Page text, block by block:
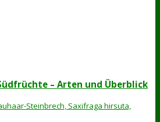
– Arten und Überblick